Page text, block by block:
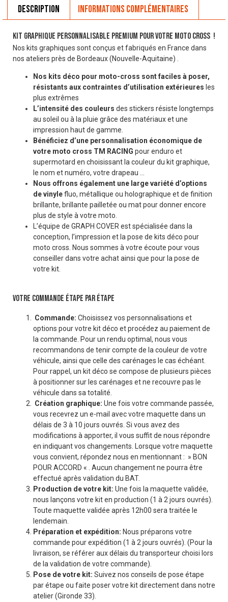
Description Informations complémentaires
Kit graphique personnalisable premium pour votre moto cross !
Nos kits graphiques sont conçus et fabriqués en France dans
nos ateliers près de Bordeaux (Nouvelle-Aquitaine) .
Nos kits déco pour moto-cross sont faciles à poser,
résistants aux contraintes d’utilisation extérieures les
plus extrêmes
L’intensité des couleurs des stickers résiste longtemps
au soleil ou à la pluie grâce des matériaux et une
impression haut de gamme.
Bénéficiez d’une personnalisation économique de
votre moto cross TM RACING pour enduro et
supermotard en choisissant la couleur du kit graphique,
le nom et numéro, votre drapeau …
Nous offrons également une large variété d’options
de vinylefluo, métallique ou holographique et de finition
brillante, brillante pailletée ou mat pour donner encore
plus de style à votre moto.
L’équipe de GRAPH COVER est spécialisée dans la
conception, l’impression et la pose de kits déco pour
moto cross. Nous sommes à votre écoute pour vous
conseiller dans votre achat ainsi que pour la pose de
votre kit.
VOTRE COMMANDE ÉTAPE PAR ÉTAPE
Commande: Choisissez vos personnalisations et
options pour votre kit déco et procédez au paiement de
la commande. Pour un rendu optimal, nous vous
recommandons de tenir compte de la couleur de votre
véhicule, ainsi que celle des carénages le cas échéant.
Pour rappel, un kit déco se compose de plusieurs pièces
à positionner sur les carénages et ne recouvre pas le
véhicule dans sa totalité.
Création graphique: Une fois votre commande passée,
vous recevrez un e-mail avec votre maquette dans un
délais de 3 à 10 jours ouvrés. Si vous avez des
modifications à apporter, il vous suffit de nous répondre
en indiquant vos changements. Lorsque votre maquette
vous convient, répondez nous en mentionnant : » BON
POUR ACCORD « . Aucun changement ne pourra être
effectué après validation du BAT.
Production de votre kit: Une fois la maquette validée,
nous lançons votre kit en production (1 à 2 jours ouvrés).
Toute maquette validée après 12h00 sera traitée le
lendemain.
Préparation et expédition: Nous préparons votre
commande pour expédition (1 à 2 jours ouvrés). (Pour la
livraison, se référer aux délais du transporteur choisi lors
de la validation de votre commande).
Pose de votre kit: Suivez nos conseils de pose étape
par étape ou faite poser votre kit directement dans notre
atelier (Gironde 33).